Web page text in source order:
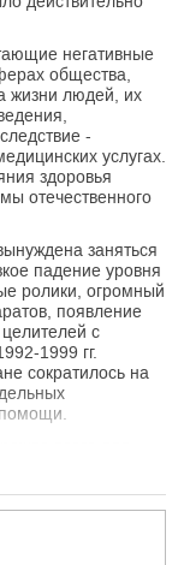
негативные
общества,
жизни людей, их
-
услугах.
здоровья
отечественного
заняться
падение уровня
ролики, огромный
появление
с
1999 гг.
сократилось на
не ошибиться в
здоровье.